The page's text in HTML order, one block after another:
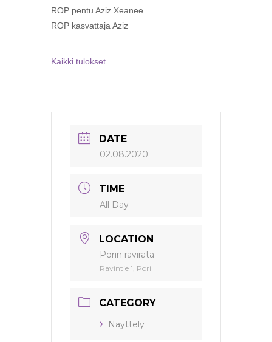
ROP pentu Aziz Xeanee
ROP kasvattaja Aziz
Kaikki tulokset
DATE
02.08.2020
TIME
All Day
LOCATION
Porin ravirata
Ravintie 1, Pori
CATEGORY
Näyttely